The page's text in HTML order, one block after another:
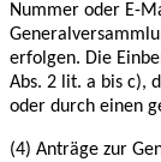
Nummer oder E-
erfolgen. Die
Abs. 2 lit. a bis c),
oder durch einen
(4) Anträge zur